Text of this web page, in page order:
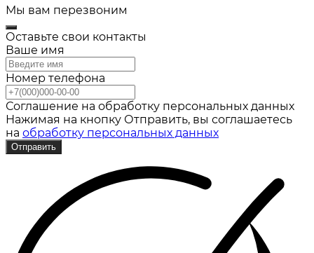
Мы вам перезвоним
Оставьте свои контакты
Ваше имя
Номер телефона
Соглашение на обработку персональных данных
Нажимая на кнопку Отправить, вы соглашаетесь
на обработку персональных данных
Отправить